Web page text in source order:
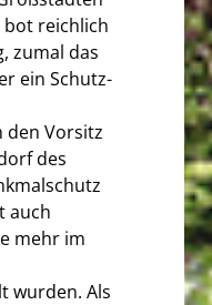
reichlich
zumal das
ein Schutz-
den Vorsitz
des
auch
mehr im
wurden. Als